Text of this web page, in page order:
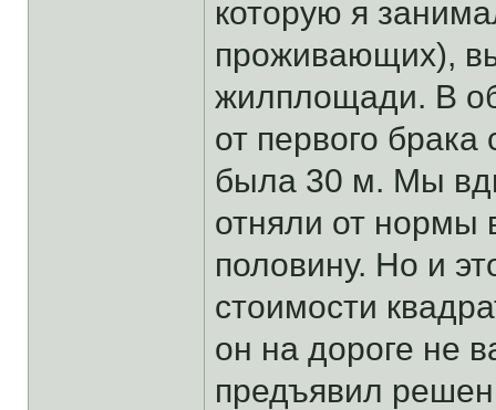
которую я
проживающих),
жилплощади. В
от первого
была 30 м. Мы
отняли от нормы
половину. Но и
стоимости
он на дороге не
предъявил